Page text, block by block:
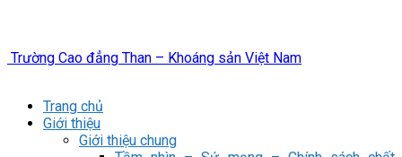
Trường Cao đẳng Than – Khoáng sản Việt Nam
Trang chủ
Giới thiệu
Giới thiệu chung